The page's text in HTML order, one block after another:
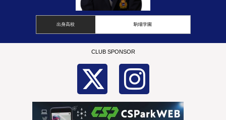
出身高校 駒場学園
CLUB SPONSOR